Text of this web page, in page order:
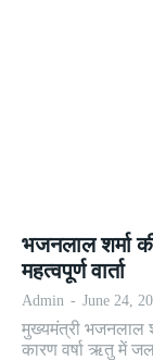
भजनलाल शर्मा
महत्वपूर्ण वार्ता
Admin - June 24,
मुख्यमंत्री भजनलाल
कारण वर्षा ऋतु में जल